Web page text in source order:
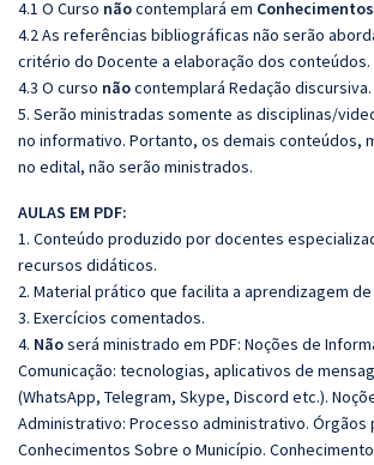
4.1 O Curso nãocontemplará em
4.2 As referências bibliográficas não serão
critério do Docente a elaboração dos conteúdos.
4.3 O curso nãocontemplará Redação discursiva.
5. Serão ministradas somente as disciplinas/
no informativo. Portanto, os demais conteúdos,
no edital, não serão ministrados.
AULAS EM PDF:
1. Conteúdo produzido por docentes
recursos didáticos.
2. Material prático que facilita a aprendizagem
3. Exercícios comentados.
4. Nãoserá ministrado em PDF: Noções de
Comunicação: tecnologias, aplicativos de
(WhatsApp, Telegram, Skype, Discord etc.).
Administrativo: Processo administrativo. Órgãos
Conhecimentos Sobre o Município.